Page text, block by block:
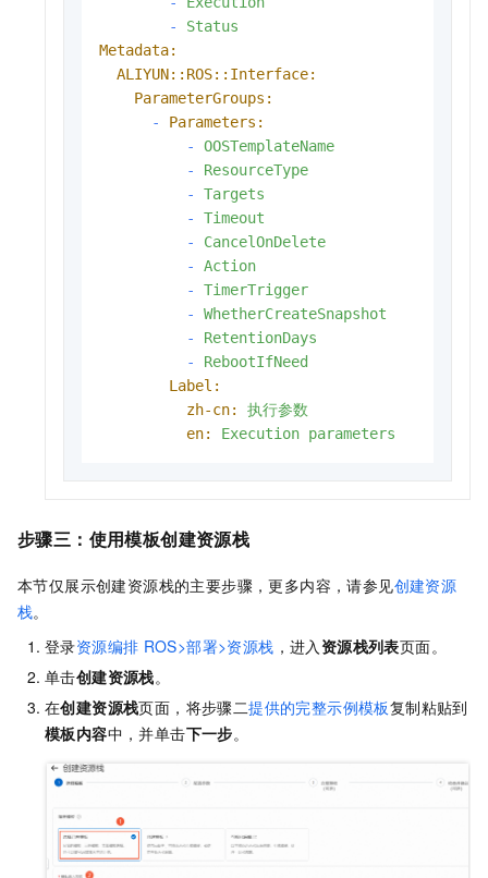
-
Status
Metadata:
ALIYUN::ROS::Interface:
ParameterGroups:
-
Parameters:
-
OOSTemplateName
-
ResourceType
-
Targets
-
Timeout
-
CancelOnDelete
-
Action
-
TimerTrigger
-
WhetherCreateSnapshot
-
RetentionDays
-
RebootIfNeed
Label:
zh-cn:
执行参数
en:
Execution parameters
步骤三： 使用模板创建资源栈
本节仅展示创建资源栈的主要步骤，更多内容，请参见创建资源
栈。
登录资源编排 ROS>部署>资源栈 ，进入资源栈列表页面。
单击创建资源栈。
在创建资源栈页面，将步骤二提供的完整示例模板复制粘贴到
模板内容中，并单击下一步。